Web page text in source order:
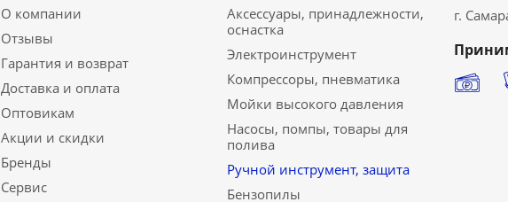
О компании
Отзывы
Гарантия и возврат
Доставка и оплата
Оптовикам
Акции и скидки
Бренды
Сервис
Аксессуары, принадлежности,
оснастка
Электроинструмент
Компрессоры, пневматика
Мойки высокого давления
Насосы, помпы, товары для
полива
Ручной инструмент, защита
Бензопилы
г.